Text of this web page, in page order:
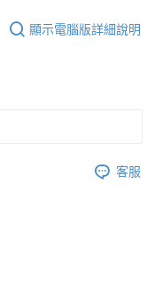
顯示電腦版詳細說明
客服